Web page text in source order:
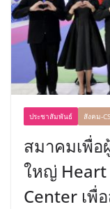
ประชาสัมพันธ์ สังคม-
สมาคมเพื่อ
ใหญ่ Heart
Center เพื่